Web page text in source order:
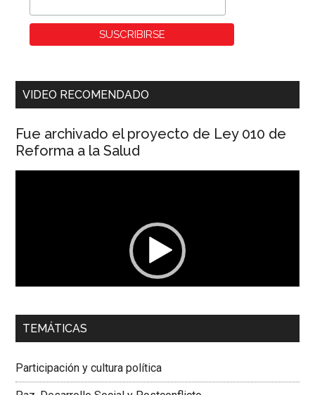
VIDEO RECOMENDADO
Fue archivado el proyecto de Ley 010 de
Reforma a la Salud
00:00 01:04
Dra. Carolina Corcho Mejía,Presidenta Corporación
Colombiana
TEMÁTICAS
Participación y cultura política